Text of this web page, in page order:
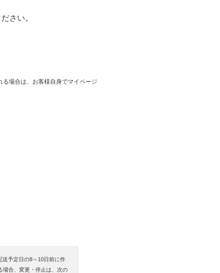
さい。
場合は、お客様自身でマイページ
送予定日の8～10日前に作
場合、変更・停止は、次の